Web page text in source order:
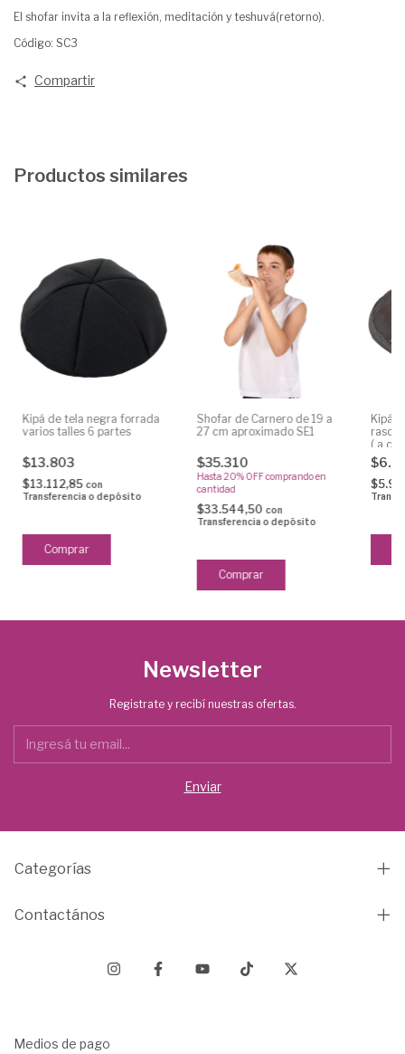
El shofar invita a la reflexión, meditación y teshuvá(retorno).
Código: SC3
Compartir
Productos similares
Kipá de tela negra forrada
varios talles 6 partes
$13.803
$13.112,85 con
Transferencia o depósito
Shofar de Carnero de 19 a
27 cm aproximado SE1
$35.310
Hasta 20% OFFcomprando en
cantidad
$33.544,50 con
Transferencia o depósito
Kipá
raso
( a
Newsletter
Registrate y recibí nuestras ofertas.
Categorías
Contactános
Medios de pago